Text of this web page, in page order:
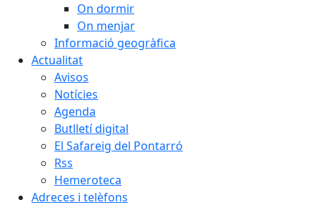
On dormir
On menjar
Informació geogràfica
Actualitat
Avisos
Notícies
Agenda
Butlletí digital
El Safareig del Pontarró
Rss
Hemeroteca
Adreces i telèfons